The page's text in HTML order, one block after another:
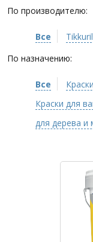
По производителю:
Все
По назначению:
Все
Краски для
для дерева и